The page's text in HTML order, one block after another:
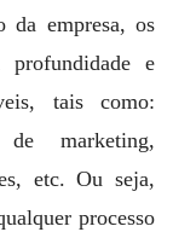
da empresa, os
profundidade e
tais como:
de marketing,
etc. Ou seja,
processo